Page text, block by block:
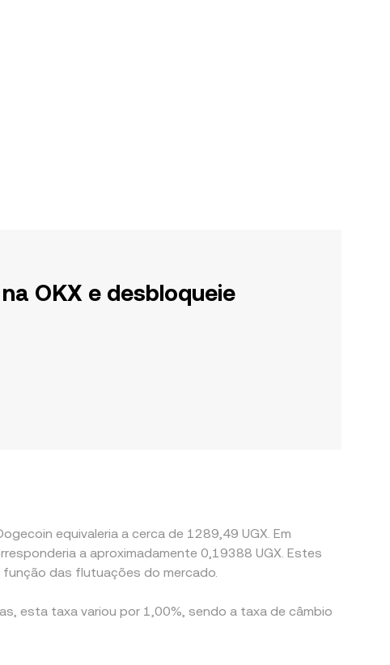
OKX e desbloqueie
equivaleria a cerca de 1289,49 UGX. Em
a aproximadamente 0,19388 UGX. Estes
função das flutuações do mercado.
esta taxa variou por 1,00%, sendo a taxa de câmbio